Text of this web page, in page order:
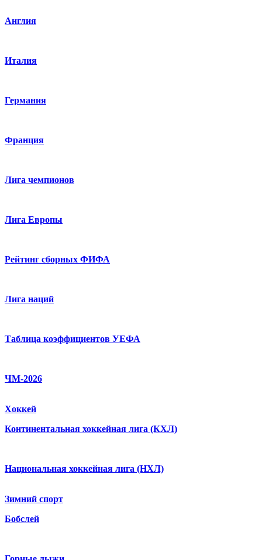
Англия
Италия
Германия
Франция
Лига чемпионов
Лига Европы
Рейтинг сборных ФИФА
Лига наций
Таблица коэффициентов УЕФА
ЧМ-2026
Хоккей
Континентальная хоккейная лига (КХЛ)
Национальная хоккейная лига (НХЛ)
Зимний спорт
Бобслей